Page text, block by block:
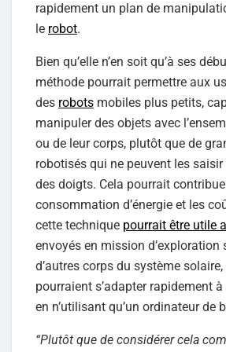
rapidement un plan de
le robot.
Bien qu’elle n’en soit qu’à ses
méthode pourrait permettre aux
des robots mobiles plus petits,
manipuler des objets avec
ou de leur corps, plutôt que de
robotisés qui ne peuvent les saisir
des doigts. Cela pourrait
consommation d’énergie et les
cette technique pourrait être utile
envoyés en mission d’exploration
d’autres corps du système
pourraient s’adapter rapidement
en n’utilisant qu’un ordinateur de
“Plutôt que de considérer cela